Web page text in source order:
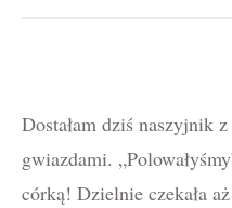
Dostałam dziś naszyjnik
gwiazdami.
córką! Dzielnie czekała